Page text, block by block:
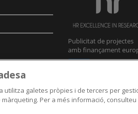
utilitza galetes pròpies i de tercers per
Per a més informació,